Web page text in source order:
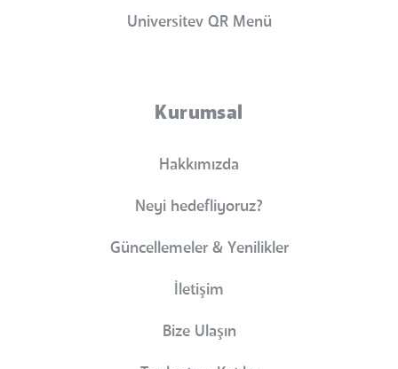
Universitev QR Menü
Kurumsal
Hakkımızda
Neyi hedefliyoruz?
Güncellemeler & Yenilikler
İletişim
Bize Ulaşın